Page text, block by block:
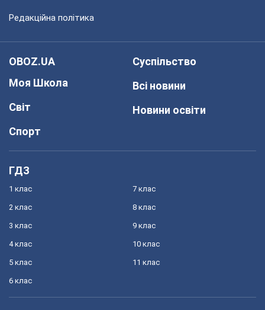
Редакційна політика
OBOZ.UA
Моя Школа
Світ
Спорт
Суспільство
Всі новини
Новини освіти
ГДЗ
1 клас
2 клас
3 клас
4 клас
5 клас
6 клас
7 клас
8 клас
9 клас
10 клас
11 клас